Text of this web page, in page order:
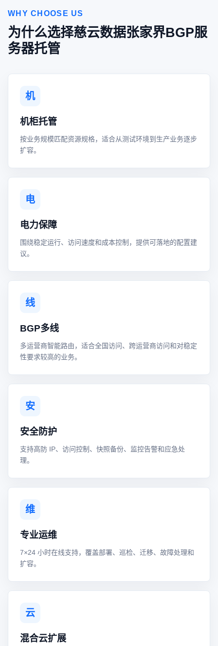
WHY CHOOSE US
为什么选择慈云数据张家界BGP服
务器托管
机
机柜托管
按业务规模匹配资源规格，适合从测试环境到生产业务逐步
扩容。
电
电力保障
围绕稳定运行、访问速度和成本控制，提供可落地的配置建
议。
线
BGP多线
多运营商智能路由，适合全国访问、跨运营商访问和对稳定
性要求较高的业务。
安
安全防护
支持高防 IP、访问控制、快照备份、监控告警和应急处
理。
维
专业运维
7×24 小时在线支持，覆盖部署、巡检、迁移、故障处理和
扩容。
云
混合云扩展